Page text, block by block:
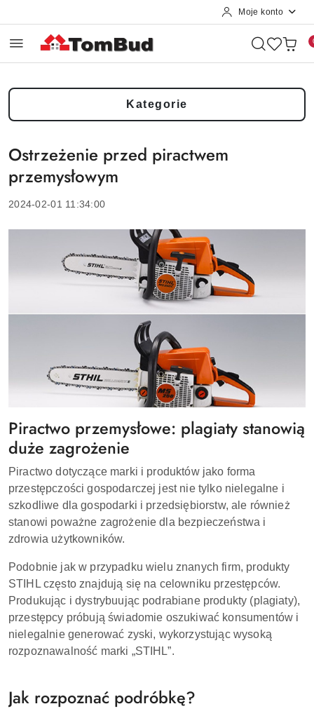
Moje konto
Kategorie
Ostrzeżenie przed piractwem
przemysłowym
2024-02-01 11:34:00
Piractwo przemysłowe: plagiaty stanowią
duże zagrożenie
Piractwo dotyczące marki i produktów jako forma
przestępczości gospodarczej jest nie tylko nielegalne i
szkodliwe dla gospodarki i przedsiębiorstw, ale również
stanowi poważne zagrożenie dla bezpieczeństwa i
zdrowia użytkowników.
Podobnie jak w przypadku wielu znanych firm, produkty
STIHL często znajdują się na celowniku przestępców.
Produkując i dystrybuując podrabiane produkty (plagiaty),
przestępcy próbują świadomie oszukiwać konsumentów i
nielegalnie generować zyski, wykorzystując wysoką
rozpoznawalność marki „STIHL”.
Jak rozpoznać podróbkę?